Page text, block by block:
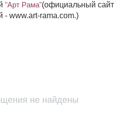
"Арт Рама"(официальный сайт
- www.art-rama.com.)
не найдены